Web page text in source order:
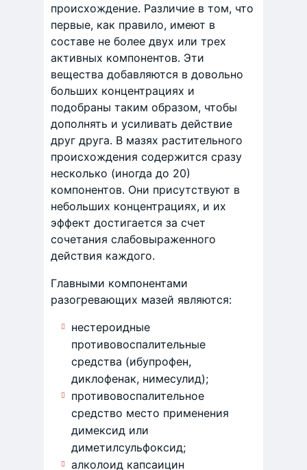
происхождение. Различие в том, что
первые, как правило, имеют в
составе не более двух или трех
активных компонентов. Эти
вещества добавляются в довольно
больших концентрациях и
подобраны таким образом, чтобы
дополнять и усиливать действие
друг друга. В мазях растительного
происхождения содержится сразу
несколько (иногда до 20)
компонентов. Они присутствуют в
небольших концентрациях, и их
эффект достигается за счет
сочетания слабовыраженного
действия каждого.
Главными компонентами
разогревающих мазей являются:
нестероидные
противовоспалительные
средства (ибупрофен,
диклофенак, нимесулид);
противовоспалительное
средство место применения
димексид или
диметилсульфоксид;
алколоид капсаицин